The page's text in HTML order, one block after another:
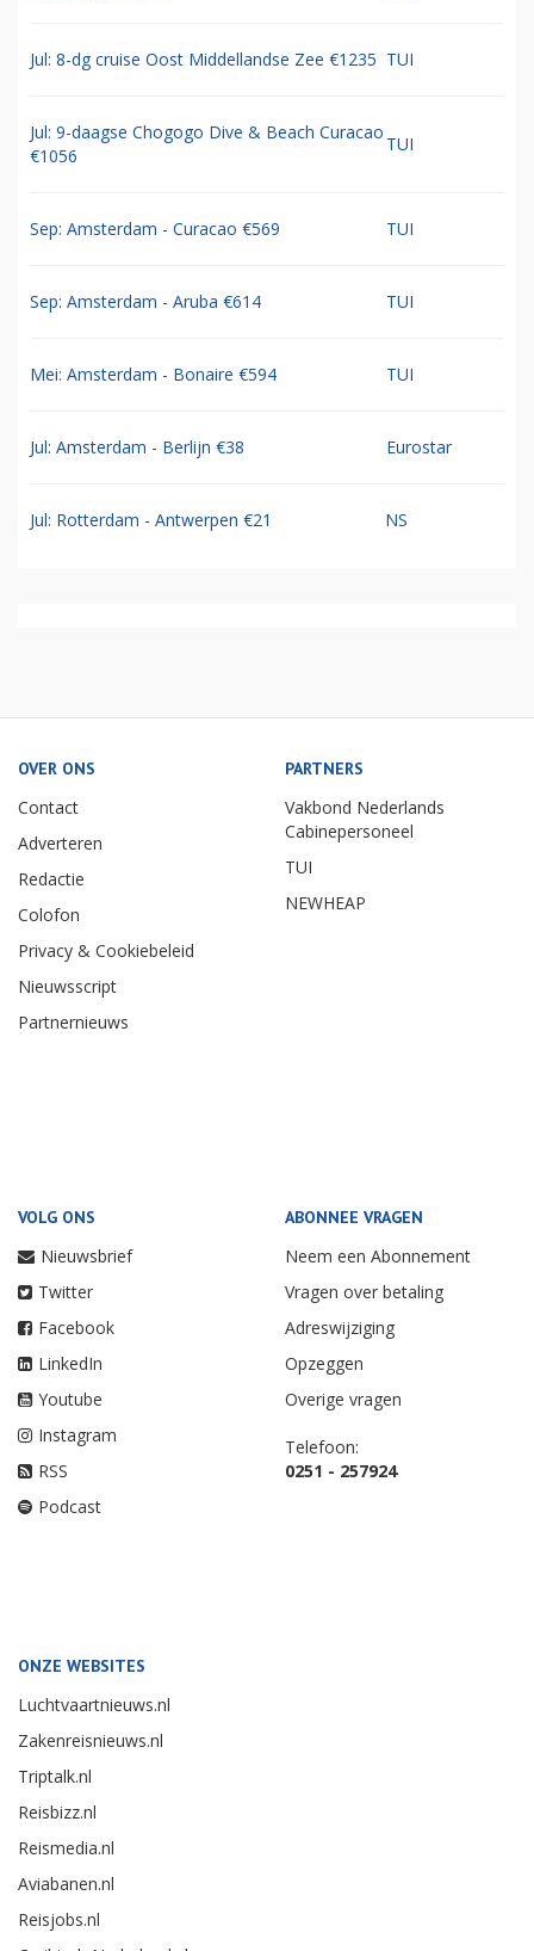
Jul: 8-dg cruise Oost Middellandse Zee €1235 TUI
Jul: 9-daagse Chogogo Dive & Beach Curacao
€1056
TUI
Sep: Amsterdam - Curacao €569 TUI
Sep: Amsterdam - Aruba €614 TUI
Mei: Amsterdam - Bonaire €594 TUI
Jul: Amsterdam - Berlijn €38 Eurostar
Jul: Rotterdam - Antwerpen €21 NS
OVER ONS
Contact
Adverteren
Redactie
Colofon
Privacy & Cookiebeleid
Nieuwsscript
Partnernieuws
PARTNERS
Vakbond Nederlands
Cabinepersoneel
TUI
NEWHEAP
VOLG ONS
Nieuwsbrief
Twitter
Facebook
LinkedIn
Youtube
Instagram
RSS
Podcast
ABONNEE VRAGEN
Neem een Abonnement
Vragen over betaling
Adreswijziging
Opzeggen
Overige vragen
Telefoon:
0251 - 257924
ONZE WEBSITES
Luchtvaartnieuws.nl
Zakenreisnieuws.nl
Triptalk.nl
Reisbizz.nl
Reismedia.nl
Aviabanen.nl
Reisjobs.nl